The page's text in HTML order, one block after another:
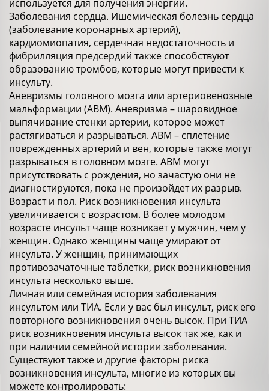
используется для получения энергии.
Заболевания сердца. Ишемическая болезнь сердца
(заболевание коронарных артерий),
кардиомиопатия, сердечная недостаточность и
фибрилляция предсердий также способствуют
образованию тромбов, которые могут привести к
инсульту.
Аневризмы головного мозга или артериовенозные
мальформации (АВМ). Аневризма – шаровидное
выпячивание стенки артерии, которое может
растягиваться и разрываться. АВМ – сплетение
поврежденных артерий и вен, которые также могут
разрываться в головном мозге. АВМ могут
присутствовать с рождения, но зачастую они не
диагностируются, пока не произойдет их разрыв.
Возраст и пол. Риск возникновения инсульта
увеличивается с возрастом. В более молодом
возрасте инсульт чаще возникает у мужчин, чем у
женщин. Однако женщины чаще умирают от
инсульта. У женщин, принимающих
противозачаточные таблетки, риск возникновения
инсульта несколько выше.
Личная или семейная история заболевания
инсультом или ТИА. Если у вас был инсульт, риск его
повторного возникновения очень высок. При ТИА
риск возникновения инсульта высок так же, как и
при наличии семейной истории заболевания.
Существуют также и другие факторы риска
возникновения инсульта, многие из которых вы
можете контролировать: